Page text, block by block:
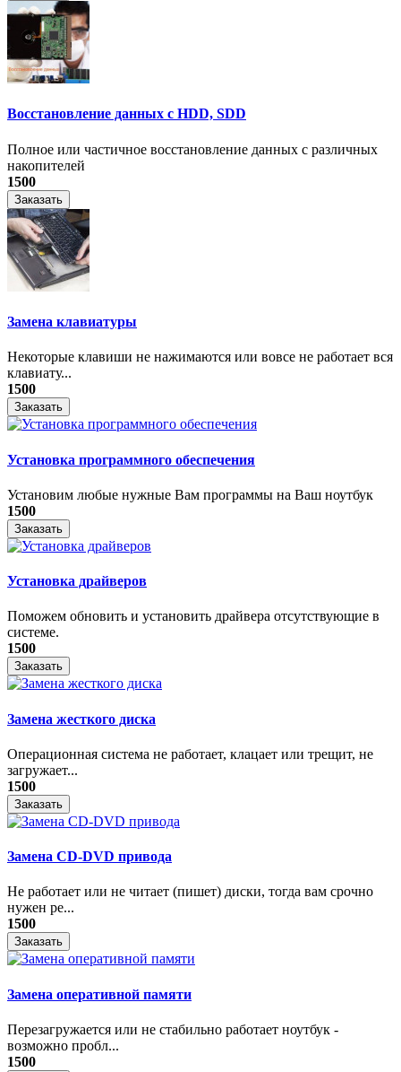
Восстановление данных с HDD, SDD
Полное или частичное восстановление данных с различных
накопителей
1500
Заказать
Замена клавиатуры
Некоторые клавиши не нажимаются или вовсе не работает вся
клавиату...
1500
Заказать
Установка программного обеспечения
Установим любые нужные Вам программы на Ваш ноутбук
1500
Заказать
Установка драйверов
Поможем обновить и установить драйвера отсутствующие в
системе.
1500
Заказать
Замена жесткого диска
Операционная система не работает, клацает или трещит, не
загружает...
1500
Заказать
Замена CD-DVD привода
Не работает или не читает (пишет) диски, тогда вам срочно
нужен ре...
1500
Заказать
Замена оперативной памяти
Перезагружается или не стабильно работает ноутбук -
возможно пробл...
1500